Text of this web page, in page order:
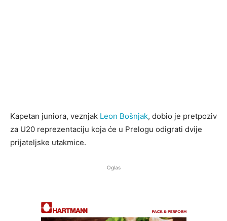
Kapetan juniora, veznjak Leon Bošnjak, dobio je pretpoziv
za U20 reprezentaciju koja će u Prelogu odigrati dvije
prijateljske utakmice.
Oglas